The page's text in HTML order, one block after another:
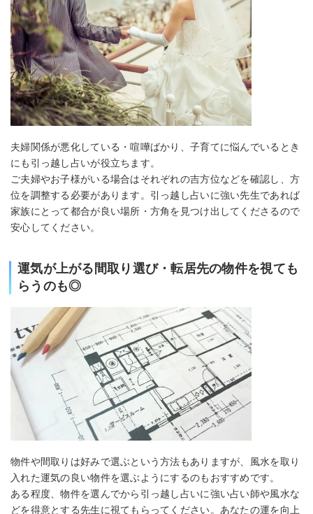
夫婦関係が悪化している・喧嘩ばかり、子育てに悩んでいるとき
にも引っ越し占いが役立ちます。
ご夫婦やお子様がいる場合はそれぞれの吉方位などを確認し、方
位を調整する必要があります。引っ越し占いに強い先生であれば
家族にとって都合が良い場所・方角を見つけ出してくださるので
安心してください。
運気が上がる間取り選び・転居先の物件を視ても
らうのも◎
物件や間取りは好みで選ぶという方法もありますが、風水を取り
入れた運気の良い物件を選ぶようにするのもおすすめです。
ある程度、物件を選んでから引っ越し占いに強い占い師や風水な
どを得意とする先生に視てもらってください。あなたの運を向上